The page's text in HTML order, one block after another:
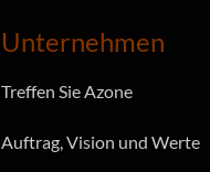
Unternehmen
Treffen Sie Azone
Auftrag, Vision und Werte